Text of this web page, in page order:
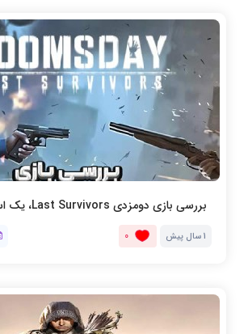
بررسی بازی دومزدی Last Survivors، یک استراتژیک خاص
1 سال پیش 0